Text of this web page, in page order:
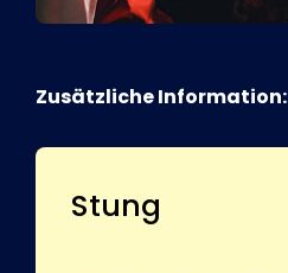
Zusätzliche Information:
Stung